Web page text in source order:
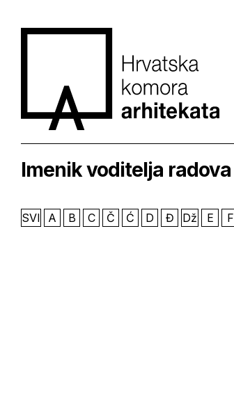
Imenik voditelja radova
SVI A B C Č Ć D Đ Dž E F